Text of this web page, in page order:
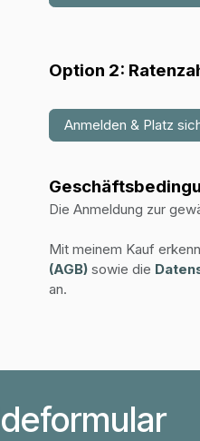
Option 2:
Anmelden & Platz
Die Anmeldung zur
Mit meinem Kauf
(AGB) sowie die
an.